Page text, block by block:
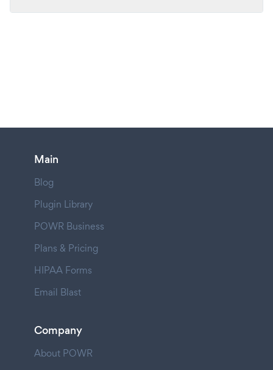
Main
Blog
Plugin Library
POWR Business
Plans & Pricing
HIPAA Forms
Email Blast
Company
About POWR